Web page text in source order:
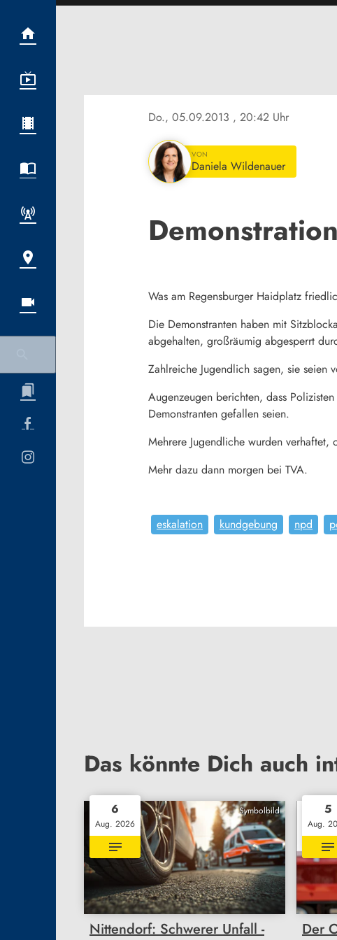
Do., 05.09.2013 , 20:42 Uhr
VON
Daniela Wildenauer
Was am Regensburger Haidplatz
Die Demonstranten haben mit
abgehalten, großräumig abgesperrt
Zahlreiche Jugendlich sagen, sie seien
Augenzeugen berichten, dass
Demonstranten gefallen seien.
Mehrere Jugendliche wurden
Mehr dazu dann morgen bei TVA.
eskalation kundgebung npd
Das könnte Dich auch
Symbolbild
6
Aug. 2026
Nittendorf: Schwerer Unfall -
5
Aug.
Der